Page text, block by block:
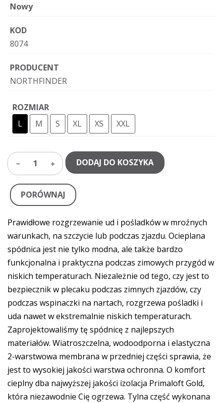
Nowy
KOD
8074
PRODUCENT
NORTHFINDER
ROZMIAR
L
M S XL XS XXL
1 DODAJ DO KOSZYKA
PORÓWNAJ
Prawidłowe rozgrzewanie ud i pośladków w mroźnych
warunkach, na szczycie lub podczas zjazdu. Ocieplana
spódnica jest nie tylko modna, ale także bardzo
funkcjonalna i praktyczna podczas zimowych przygód w
niskich temperaturach. Niezależnie od tego, czy jest to
bezpiecznik w plecaku podczas zimnych zjazdów, czy
podczas wspinaczki na nartach, rozgrzewa pośladki i
uda nawet w ekstremalnie niskich temperaturach.
Zaprojektowaliśmy tę spódnicę z najlepszych
materiałów. Wiatroszczelna, wodoodporna i elastyczna
2-warstwowa membrana w przedniej części sprawia, że
jest to wysokiej jakości warstwa ochronna. O komfort
cieplny dba najwyższej jakości izolacja Primaloft Gold,
która niezawodnie Cię ogrzewa. Tylna część wykonana